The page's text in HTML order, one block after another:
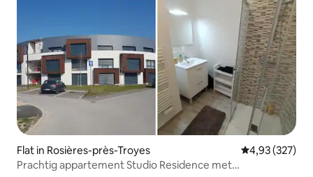
Flat in Rosières-près-Troyes Gemiddelde
4,93 (327)
Prachtig appartement Studio Residence met